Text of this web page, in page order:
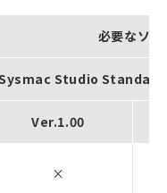
必要なソ
Studio
Ver.1.00
×